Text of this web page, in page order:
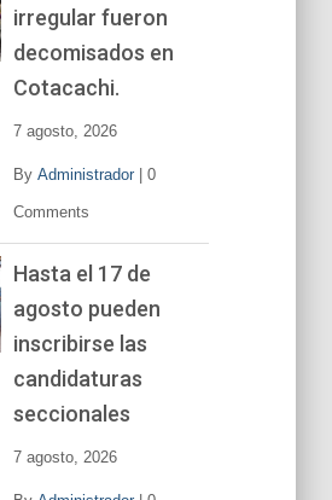
irregular fueron
decomisados en
Cotacachi.
7 agosto, 2026
By Administrador| 0
Comments
Hasta el 17 de
agosto pueden
inscribirse las
candidaturas
seccionales
7 agosto, 2026